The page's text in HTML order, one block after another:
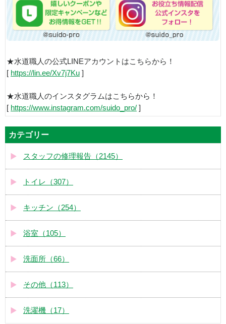
★水道職人の公式LINEアカウントはこちらから！
[ https://lin.ee/Xv7j7Ku ]
★水道職人のインスタグラムはこちらから！
[ https://www.instagram.com/suido_pro/ ]
カテゴリー
スタッフの修理報告（2145）
トイレ（307）
キッチン（254）
浴室（105）
洗面所（66）
その他（113）
洗濯機（17）